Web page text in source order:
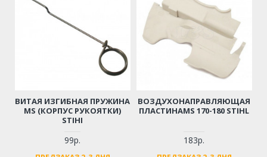
ВИТАЯ ИЗГИБНАЯ ПРУЖИНА
MS (КОРПУС РУКОЯТКИ)
STIHI
99р.
ВОЗДУХОНАПРАВЛЯЮЩАЯ
ПЛАСТИНАMS 170-180 STIHL
183р.